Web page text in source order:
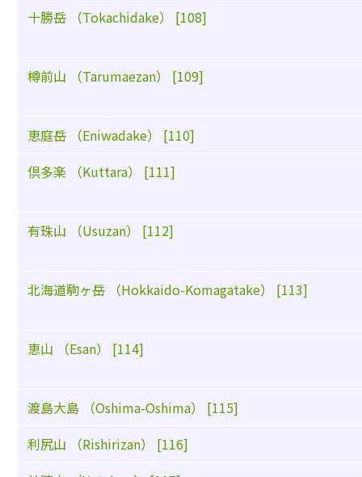
十勝岳 （Tokachidake） [108]
樽前山 （Tarumaezan） [109]
恵庭岳 （Eniwadake） [110]
倶多楽 （Kuttara） [111]
有珠山 （Usuzan） [112]
北海道駒ヶ岳 （Hokkaido-Komagatake） [113]
恵山 （Esan） [114]
渡島大島 （Oshima-Oshima） [115]
利尻山 （Rishirizan） [116]